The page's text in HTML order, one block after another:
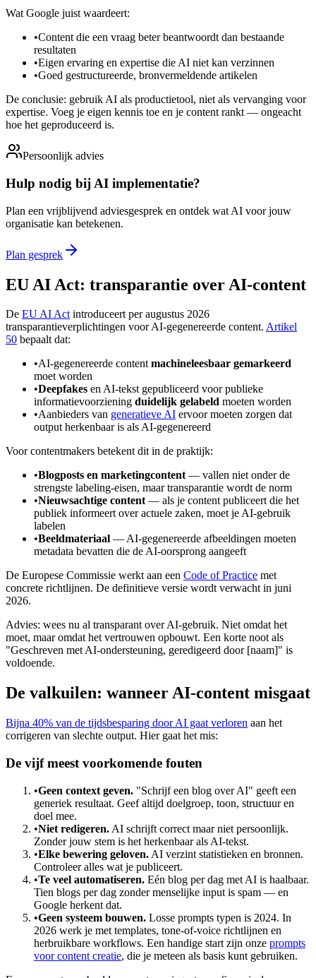
Wat Google juist waardeert:
•Content die een vraag beter beantwoordt dan bestaande
resultaten
•Eigen ervaring en expertise die AI niet kan verzinnen
•Goed gestructureerde, bronvermeldende artikelen
De conclusie: gebruik AI als productietool, niet als vervanging voor
expertise. Voeg je eigen kennis toe en je content rankt — ongeacht
hoe het geproduceerd is.
Persoonlijk advies
Hulp nodig bij AI implementatie?
Plan een vrijblijvend adviesgesprek en ontdek wat AI voor jouw
organisatie kan betekenen.
Plan gesprek
EU AI Act: transparantie over AI-content
De EU AI Actintroduceert per augustus 2026
transparantieverplichtingen voor AI-gegenereerde content. Artikel
50 bepaalt dat:
•AI-gegenereerde contentmachineleesbaar gemarkeerd
moet worden
•Deepfakes en AI-tekst gepubliceerd voor publieke
informatievoorziening duidelijk gelabeld moeten worden
•Aanbieders van generatieve AI ervoor moeten zorgen dat
output herkenbaar is als AI-gegenereerd
Voor contentmakers betekent dit in de praktijk:
•Blogposts en marketingcontent— vallen niet onder de
strengste labeling-eisen, maar transparantie wordt de norm
•Nieuwsachtige content— als je content publiceert die het
publiek informeert over actuele zaken, moet je AI-gebruik
labelen
•Beeldmateriaal — AI-gegenereerde afbeeldingen moeten
metadata bevatten die de AI-oorsprong aangeeft
De Europese Commissie werkt aan een Code of Practice met
concrete richtlijnen. De definitieve versie wordt verwacht in juni
2026.
Advies: wees nu al transparant over AI-gebruik. Niet omdat het
moet, maar omdat het vertrouwen opbouwt. Een korte noot als
"Geschreven met AI-ondersteuning, geredigeerd door [naam]" is
voldoende.
De valkuilen: wanneer AI-content misgaat
Bijna 40% van de tijdsbesparing door AI gaat verloren aan het
corrigeren van slechte output. Hier gaat het mis:
De vijf meest voorkomende fouten
•Geen context geven. "Schrijf een blog over AI" geeft een
generiek resultaat. Geef altijd doelgroep, toon, structuur en
doel mee.
•Niet redigeren. AI schrijft correct maar niet persoonlijk.
Zonder jouw stem is het herkenbaar als AI-tekst.
•Elke bewering geloven. AI verzint statistieken en bronnen.
Controleer alles wat je publiceert.
•Te veel automatiseren. Eén blog per dag met AI is haalbaar.
Tien blogs per dag zonder menselijke input is spam — en
Google herkent dat.
•Geen systeem bouwen. Losse prompts typen is 2024. In
2026 werk je met templates, tone-of-voice richtlijnen en
herbruikbare workflows. Een handige start zijn onze prompts
voor content creatie, die je meteen als basis kunt gebruiken.